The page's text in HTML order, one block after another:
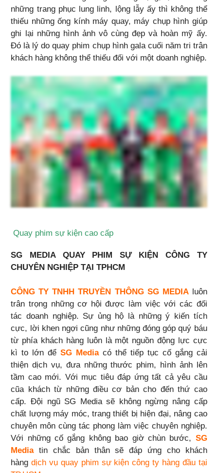
những trang phục lung linh, lộng lẫy ấy thì không thể
thiếu những ống kính máy quay, máy chụp hình giúp
ghi lại những hình ảnh vô cùng đẹp và hoàn mỹ ấy.
Đó là lý do quay phim chụp hình gala cuối năm tri trân
khách hàng không thể thiếu đối với một doanh nghiệp.
Quay phim sự kiện cao cấp
SG MEDIA QUAY PHIM SỰ KIỆN CÔNG TY
CHUYÊN NGHIỆP TẠI TPHCM
CÔNG TY TNHH TRUYỀN THÔNG SG MEDIA luôn
trân trọng những cơ hội được làm việc với các đối
tác doanh nghiệp. Sự ủng hộ là những ý kiến tích
cực, lời khen ngợi cũng như những đóng góp quý báu
từ phía khách hàng luôn là một nguồn động lực cực
kì to lớn để SG Mediacó thể tiếp tục cố gắng cải
thiện dịch vụ, đưa những thước phim, hình ảnh lên
tầm cao mới. Với mục tiêu đáp ứng tất cả yêu cầu
cũa khách từ những điều cơ bản cho đến thứ cao
cấp. Đội ngũ SG Media sẽ không ngừng nâng cấp
chất lượng máy móc, trang thiết bị hiện đại, nâng cao
chuyên môn cùng tác phong làm việc chuyên nghiệp.
Với những cố gắng không bao giờ chùn bước, SG
Mediatin chắc bản thân sẽ đáp ứng cho khách
hàng dịch vụ quay phim sự kiện công ty hàng đầu tại